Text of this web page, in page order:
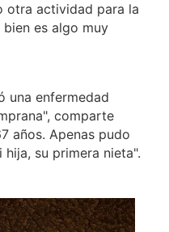
otra actividad para la
es algo muy
una enfermedad
comparte
años. Apenas pudo
su primera nieta".